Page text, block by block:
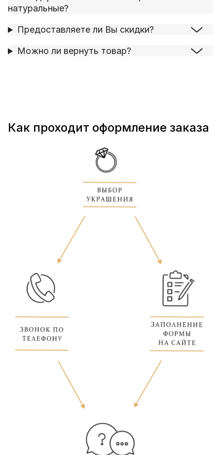
натуральные?
Предоставляете ли Вы скидки?
Можно ли вернуть товар?
Как проходит оформление заказа